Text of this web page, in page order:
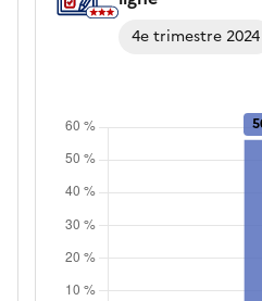
4e trimestre 2024